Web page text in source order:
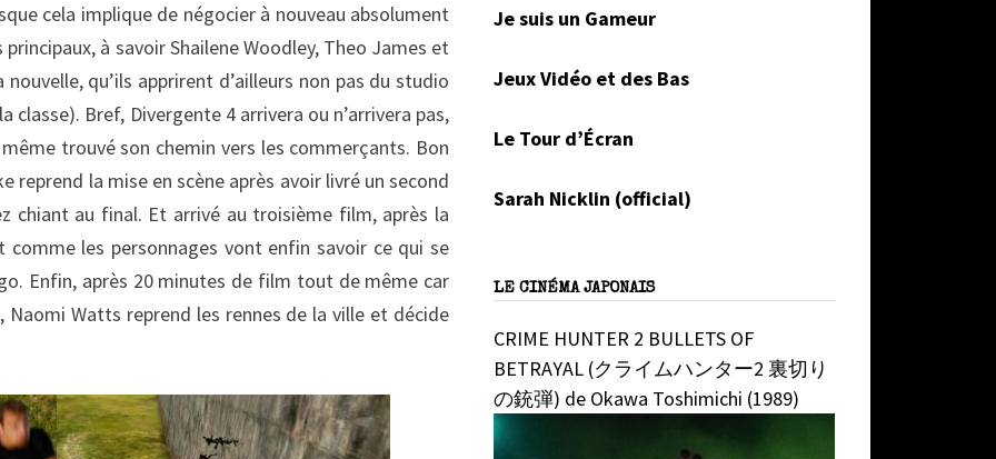
cela implique de négocier à nouveau absolument
à savoir Shailene Woodley, Theo James et
qu’ils apprirent d’ailleurs non pas du studio
classe). Bref, Divergente 4 arrivera ou n’arrivera pas,
trouvé son chemin vers les commerçants. Bon
reprend la mise en scène après avoir livré un second
chiant au final. Et arrivé au troisième film, après la
les personnages vont enfin savoir ce qui se
Enfin, après 20 minutes de film tout de même car
Watts reprend les rennes de la ville et décide
Je suis un Gameur
Jeux Vidéo et des Bas
Le Tour d’Écran
Sarah Nicklin (official)
LE CINÉMA JAPONAIS
CRIME HUNTER 2 BULLETS OF
BETRAYAL (クライムハンター2 裏切り
の銃弾) de Okawa Toshimichi (1989)